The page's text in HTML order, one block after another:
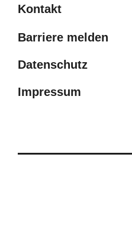
Kontakt
Barriere melden
Datenschutz
Impressum